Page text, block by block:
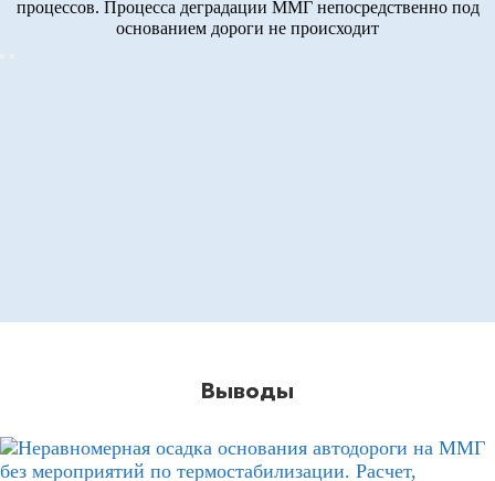
процессов. Процесса деградации ММГ непосредственно под
основанием дороги не происходит
Выводы